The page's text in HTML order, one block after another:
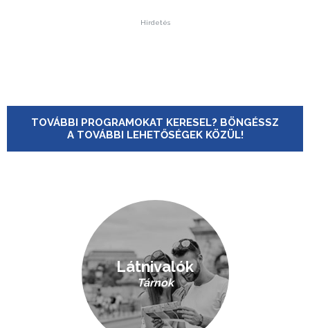
Hirdetés
TOVÁBBI PROGRAMOKAT KERESEL? BÖNGÉSSZ
A TOVÁBBI LEHETŐSÉGEK KÖZÜL!
Látnivalók
Tárnok